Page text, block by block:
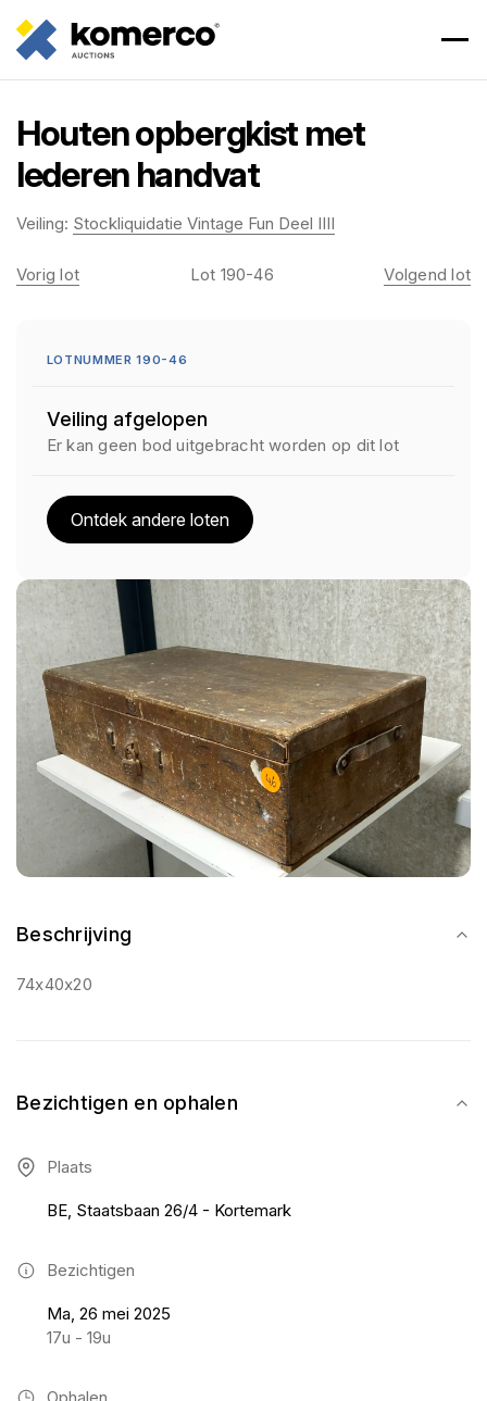
Houten opbergkist met
lederen handvat
Veiling: Stockliquidatie Vintage Fun Deel IIII
Beschrijving
74x40x20
Bezichtigen en ophalen
Plaats
BE, Staatsbaan 26/4 - Kortemark
Bezichtigen
Ma, 26 mei 2025
17u - 19u
Vorig lot Lot 190-46 Volgend lot
LOTNUMMER 190-46
Veiling afgelopen
Er kan geen bod uitgebracht worden op dit lot
Ontdek andere loten